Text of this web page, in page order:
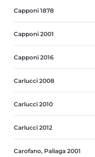
Capponi 1878
Capponi 2001
Capponi 2016
Carlucci 2008
Carlucci 2010
Carlucci 2012
Carofano, Paliaga 2001